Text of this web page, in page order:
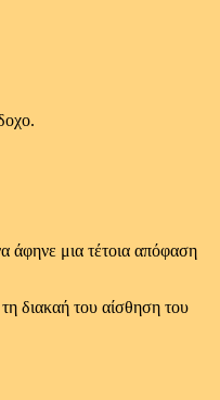
άφηνε μια τέτοια απόφαση
διακαή του αίσθηση του